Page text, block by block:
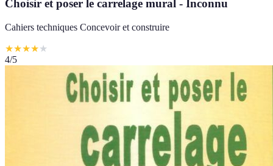
Choisir et poser le carrelage mural - Inconnu
Cahiers techniques Concevoir et construire
★★★★★
4/5